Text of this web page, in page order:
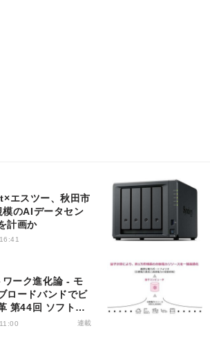
模のAIデータセン
計画か
ロードバンドでビ
第44回 ソフトバ
」のプレ商用連載